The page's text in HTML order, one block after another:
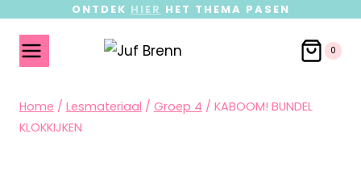
ONTDEK HIER HET THEMA PASEN
0
Home / Lesmateriaal / Groep 4 / KABOOM! BUNDEL
KLOKKIJKEN